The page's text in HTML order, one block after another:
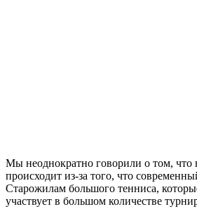
Мы неоднократно говорили о том, что
происходит из-за того, что
Старожилам большого тенниса,
участвует в большом количестве